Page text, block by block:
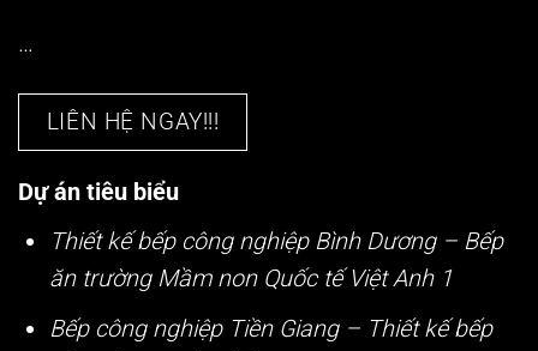
…
LIÊN HỆ NGAY!!!
Dự án tiêu biểu
Thiết kế bếp công nghiệp Bình Dương – Bếp
ăn trường Mầm non Quốc tế Việt Anh 1
Bếp công nghiệp Tiền Giang – Thiết kế bếp